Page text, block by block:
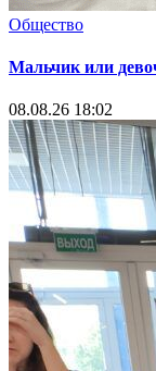
Общество
Мальчик или
08.08.26 18:02